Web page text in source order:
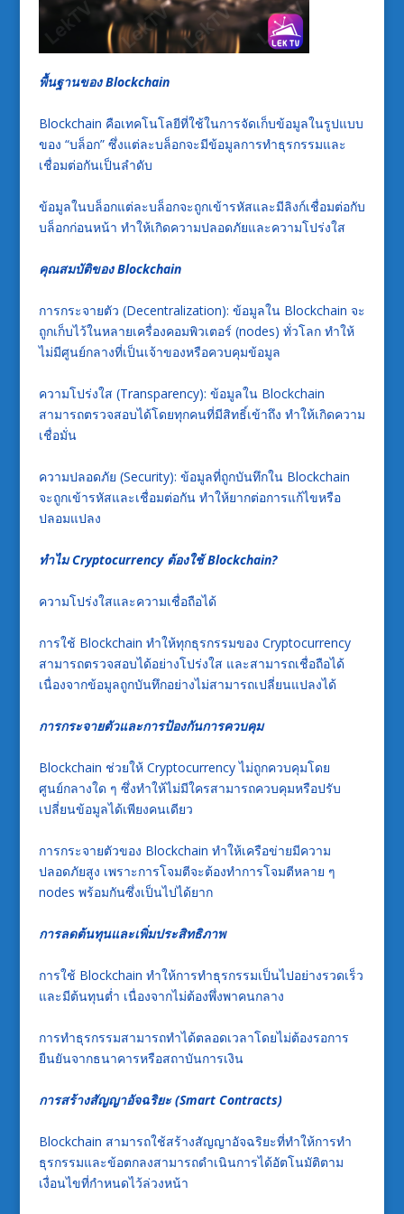
พื้นฐานของ Blockchain
Blockchain คือเทคโนโลยีที่ใช้ในการจัดเก็บข้อมูลในรูปแบบ
ของ “บล็อก” ซึ่งแต่ละบล็อกจะมีข้อมูลการทำธุรกรรมและ
เชื่อมต่อกันเป็นลำดับ
ข้อมูลในบล็อกแต่ละบล็อกจะถูกเข้ารหัสและมีลิงก์เชื่อมต่อกับ
บล็อกก่อนหน้า ทำให้เกิดความปลอดภัยและความโปร่งใส
คุณสมบัติของ Blockchain
การกระจายตัว (Decentralization): ข้อมูลใน Blockchain จะ
ถูกเก็บไว้ในหลายเครื่องคอมพิวเตอร์ (nodes) ทั่วโลก ทำให้
ไม่มีศูนย์กลางที่เป็นเจ้าของหรือควบคุมข้อมูล
ความโปร่งใส (Transparency): ข้อมูลใน Blockchain
สามารถตรวจสอบได้โดยทุกคนที่มีสิทธิ์เข้าถึง ทำให้เกิดความ
เชื่อมั่น
ความปลอดภัย (Security): ข้อมูลที่ถูกบันทึกใน Blockchain
จะถูกเข้ารหัสและเชื่อมต่อกัน ทำให้ยากต่อการแก้ไขหรือ
ปลอมแปลง
ทำไม Cryptocurrency ต้องใช้ Blockchain?
ความโปร่งใสและความเชื่อถือได้
การใช้ Blockchain ทำให้ทุกธุรกรรมของ Cryptocurrency
สามารถตรวจสอบได้อย่างโปร่งใส และสามารถเชื่อถือได้
เนื่องจากข้อมูลถูกบันทึกอย่างไม่สามารถเปลี่ยนแปลงได้
การกระจายตัวและการป้องกันการควบคุม
Blockchain ช่วยให้ Cryptocurrency ไม่ถูกควบคุมโดย
ศูนย์กลางใด ๆ ซึ่งทำให้ไม่มีใครสามารถควบคุมหรือปรับ
เปลี่ยนข้อมูลได้เพียงคนเดียว
การกระจายตัวของ Blockchain ทำให้เครือข่ายมีความ
ปลอดภัยสูง เพราะการโจมตีจะต้องทำการโจมตีหลาย ๆ
nodes พร้อมกันซึ่งเป็นไปได้ยาก
การลดต้นทุนและเพิ่มประสิทธิภาพ
การใช้ Blockchain ทำให้การทำธุรกรรมเป็นไปอย่างรวดเร็ว
และมีต้นทุนต่ำ เนื่องจากไม่ต้องพึ่งพาคนกลาง
การทำธุรกรรมสามารถทำได้ตลอดเวลาโดยไม่ต้องรอการ
ยืนยันจากธนาคารหรือสถาบันการเงิน
การสร้างสัญญาอัจฉริยะ (Smart Contracts)
Blockchain สามารถใช้สร้างสัญญาอัจฉริยะที่ทำให้การทำ
ธุรกรรมและข้อตกลงสามารถดำเนินการได้อัตโนมัติตาม
เงื่อนไขที่กำหนดไว้ล่วงหน้า